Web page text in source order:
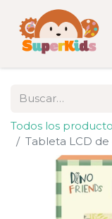
Todos los
Tableta LCD